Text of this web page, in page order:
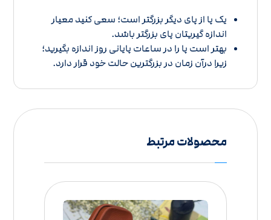
یک پا از پای دیگر بزرگتر است؛ سعی کنید معیار
اندازه گیریتان پای بزرگتر باشد.
بهتر است پا را در ساعات پایانی روز اندازه بگیرید؛
زیرا درآن زمان در بزرگترین حالت خود قرار دارد.
محصولات مرتبط